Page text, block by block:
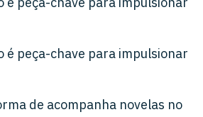
é peça-chave para impulsionar
de acompanha novelas no